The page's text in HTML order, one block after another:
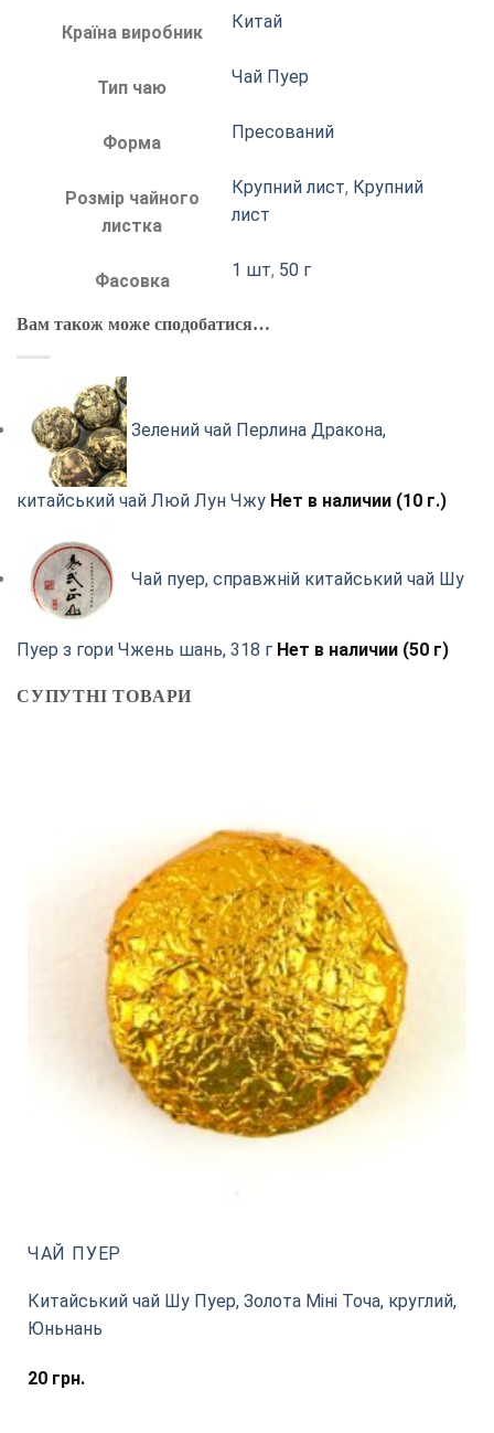
Країна виробник
Китай
Тип чаю
Чай Пуер
Форма
Пресований
Розмір чайного
листка
Крупний лист, Крупний
лист
Фасовка
1 шт, 50 г
Вам також може сподобатися…
Зелений чай Перлина Дракона,
китайський чай Люй Лун Чжу Нет в наличии (10 г.)
Чай пуер, справжній китайський чай Шу
Пуер з гори Чжень шань, 318 г Нет в наличии (50 г)
СУПУТНІ ТОВАРИ
ЧАЙ ПУЕР
Китайський чай Шу Пуер, Золота Міні Точа, круглий,
Юньнань
20грн.